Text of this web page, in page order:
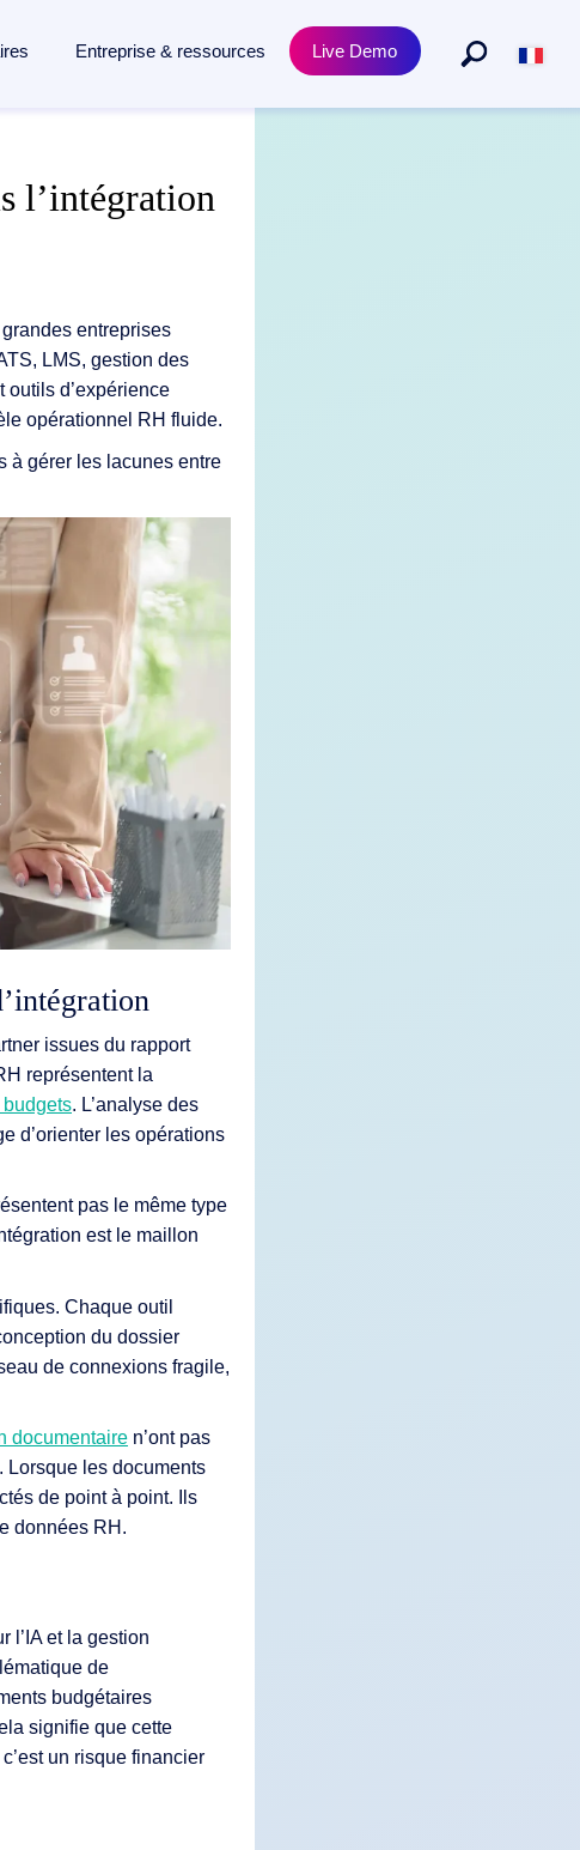
plateforme , de la capture à l'archivage, propulsée par l'IA.
Ressources humaines
Entreprise & ressources
Doxis Academy training
Live Demo
l’intégration
entreprises
LMS, gestion des
outils d’expérience
opérationnel RH fluide.
à gérer les lacunes entre
issues du rapport
représentent la
budgets. L’analyse des
d’orienter les opérations
pas le même type
est le maillon
Chaque outil
du dossier
de connexions fragile,
documentaire n’ont pas
Lorsque les documents
de point à point. Ils
données RH.
l’IA et la gestion
de
budgétaires
signifie que cette
un risque financier